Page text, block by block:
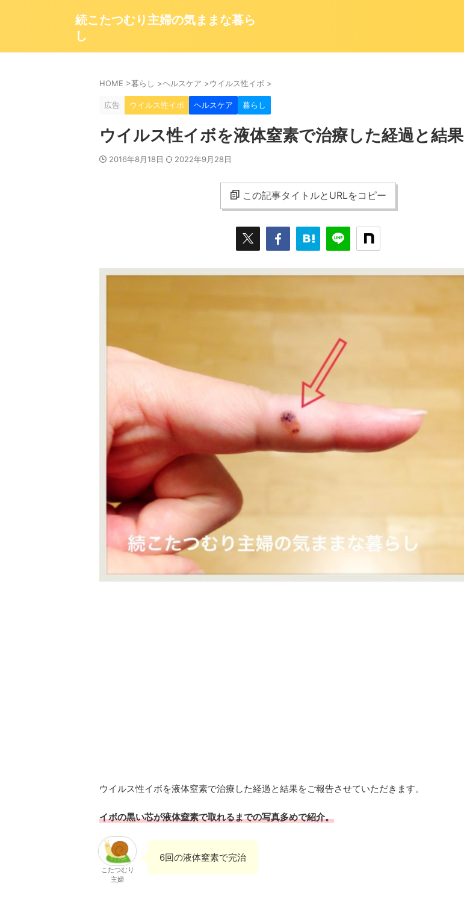
続こたつむり主婦の気ままな暮ら
し
HOME >暮らし >ヘルスケア >ウイルス性イボ >
広告 ウイルス性イボ ヘルスケア 暮らし
ウイルス性イボを液体窒素で治療した経過と結果
2016年8月18日 2022年9月28日
この記事タイトルとURLをコピー
ウイルス性イボを液体窒素で治療した経過と結果をご報告させていただきます。
イボの黒い芯が液体窒素で取れるまでの写真多めで紹介。
こたつむり
主婦
6回の液体窒素で完治